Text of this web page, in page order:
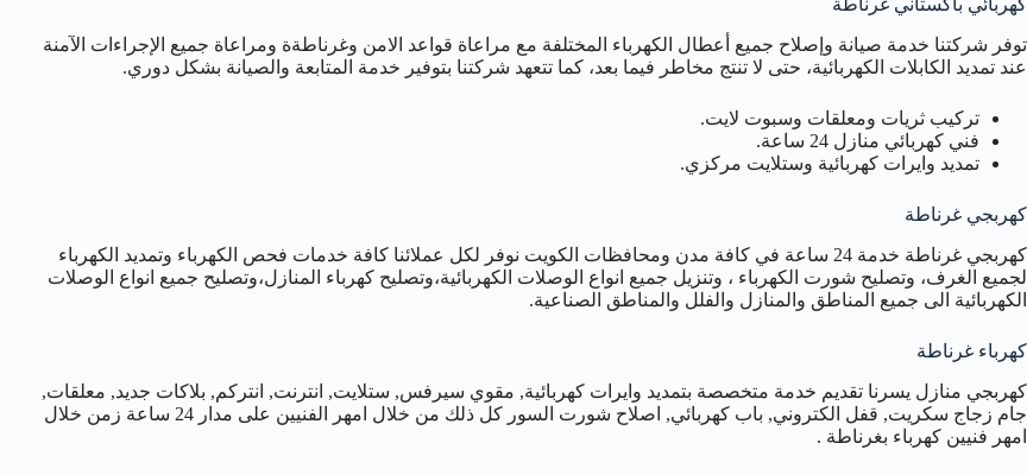
كهربائي باكستاني غرناطة
توفر شركتنا خدمة صيانة وإصلاح جميع أعطال الكهرباء المختلفة مع مراعاة قواعد الامن وغرناطةة ومراعاة جميع الإجراءات الآمنة
عند تمديد الكابلات الكهربائية، حتى لا تنتج مخاطر فيما بعد، كما تتعهد شركتنا بتوفير خدمة المتابعة والصيانة بشكل دوري.
تركيب ثريات ومعلقات وسبوت لايت.
فني كهربائي منازل 24 ساعة.
تمديد وايرات كهربائية وستلايت مركزي.
كهربجي غرناطة
كهربجي غرناطة خدمة 24 ساعة في كافة مدن ومحافظات الكويت نوفر لكل عملائنا كافة خدمات فحص الكهرباء وتمديد الكهرباء
لجميع الغرف، وتصليح شورت الكهرباء ، وتنزيل جميع انواع الوصلات الكهربائية،وتصليح كهرباء المنازل،وتصليح جميع انواع الوصلات
الكهربائية الى جميع المناطق والمنازل والفلل والمناطق الصناعية.
كهرباء غرناطة
كهربجي منازل يسرنا تقديم خدمة متخصصة بتمديد وايرات كهربائية, مقوي سيرفس, ستلايت, انترنت, انتركم, بلاكات جديد, معلقات,
جام زجاج سكريت, قفل الكتروني, باب كهربائي, اصلاح شورت السور كل ذلك من خلال امهر الفنيين على مدار 24 ساعة زمن خلال
امهر فنيين كهرباء بغرناطة .